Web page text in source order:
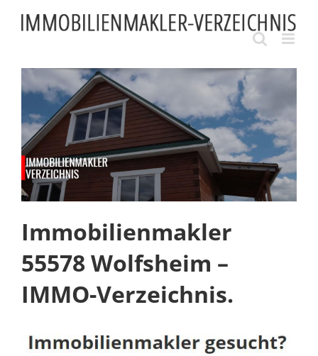
content
Immobilienmakler
55578 Wolfsheim –
IMMO-Verzeichnis.